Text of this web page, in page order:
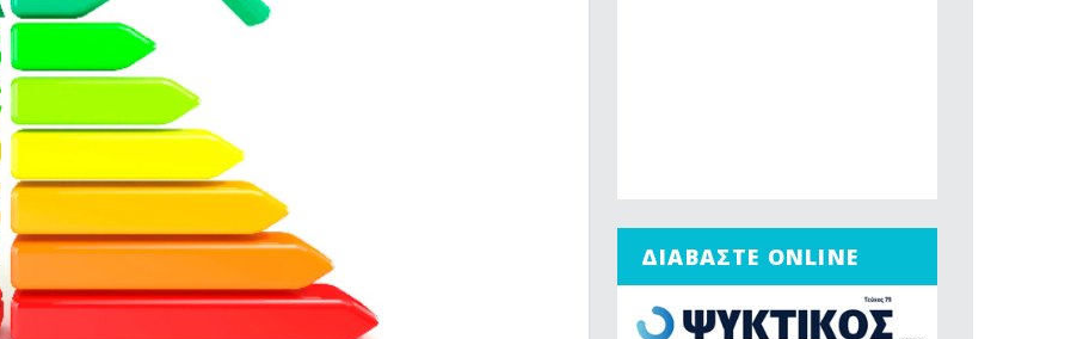
ΔΙΑΒΑΣΤΕ ONLINE